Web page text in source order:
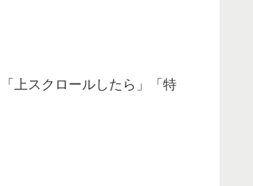
上スクロールしたら」「特